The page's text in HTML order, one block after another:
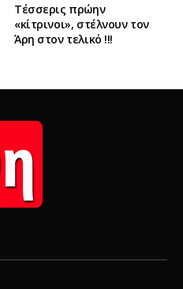
Τέσσερις πρώην
«κίτρινοι», στέλνουν τον
Άρη στον τελικό !!!